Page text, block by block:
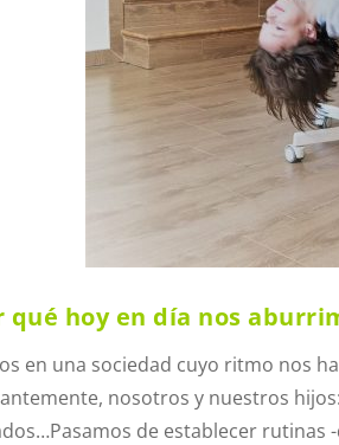
qué hoy en día nos
en una sociedad cuyo ritmo nos
nosotros y nuestros
de establecer rutinas